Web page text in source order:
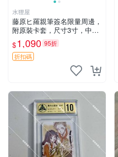
水狸屋
藤原ヒ羅親筆簽名限量周邊，
附原裝卡套，尺寸3寸，中古
輕瑕 會長大人 親筆 簽名 周
邊 卡套 3寸 中古初瑕
$1,090 95折
折扣碼